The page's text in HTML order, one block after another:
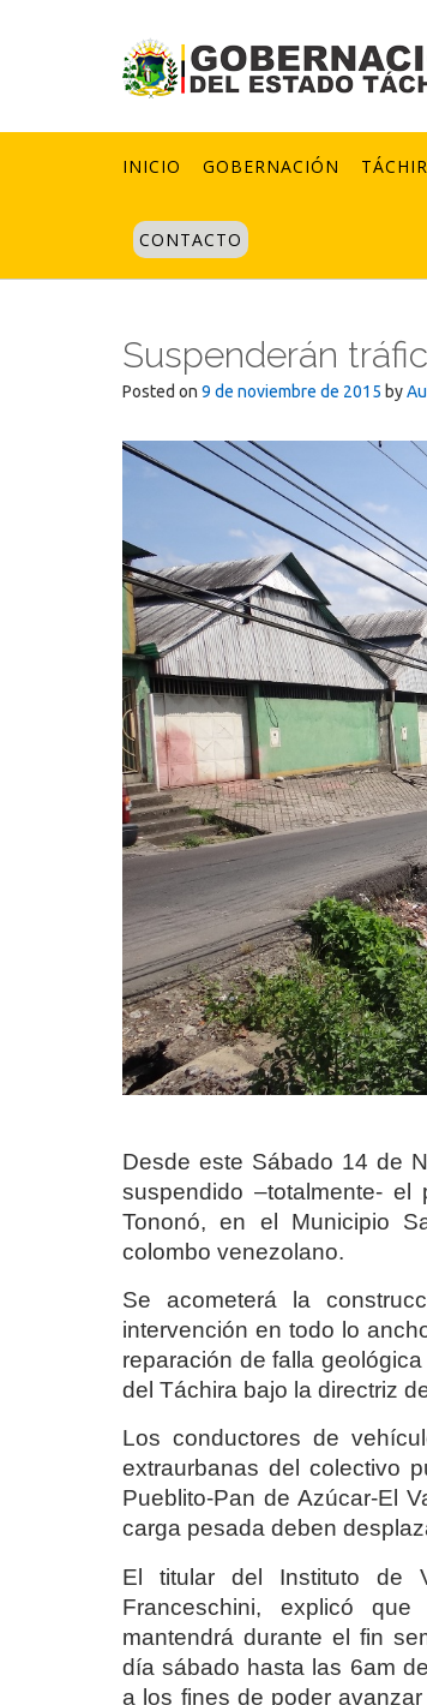
INICIO GOBERNACIÓN
CONTACTO
Suspenderán
Posted on 9 de noviembre de 2015 by
Desde este Sábado 14 de
suspendido –totalmente-
Tononó, en el Municipio
colombo venezolano.
Se acometerá la
intervención en todo lo
reparación de falla
del Táchira bajo la directriz
Los conductores de
extraurbanas del colectivo
Pueblito-Pan de Azúcar-El
carga pesada deben
El titular del Instituto de
Franceschini, explicó
mantendrá durante el fin
día sábado hasta las 6am
a los fines de poder